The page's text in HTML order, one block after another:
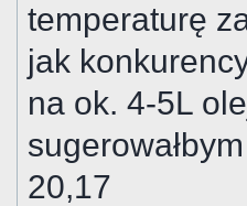
temperaturę
jak
na ok. 4-5L
20,17